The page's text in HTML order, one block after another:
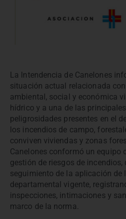
La Intendencia de Canelones
situación actual relacionada
ambiental, social y económica
hídrico y a una de las
peligrosidades presentes en el
los incendios de campo,
conviven viviendas y zonas
Canelones conformó un equipo
gestión de riesgos de incendios,
seguimiento de la aplicación de
departamental vigente,
inspecciones, intimaciones y
marco de la norma.